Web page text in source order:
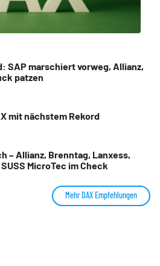
SAP marschiert vorweg, Allianz,
patzen
mit nächstem Rekord
– Allianz, Brenntag, Lanxess,
MicroTec im Check
Mehr DAX Empfehlungen